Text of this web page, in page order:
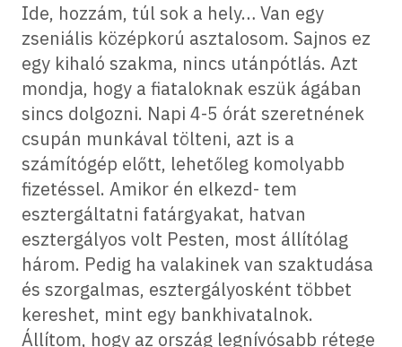
Ide, hozzám, túl sok a hely… Van egy
zseniális középkorú asztalosom. Sajnos ez
egy kihaló szakma, nincs utánpótlás. Azt
mondja, hogy a fiataloknak eszük ágában
sincs dolgozni. Napi 4-5 órát szeretnének
csupán munkával tölteni, azt is a
számítógép előtt, lehetőleg komolyabb
fizetéssel. Amikor én elkezd- tem
esztergáltatni fatárgyakat, hatvan
esztergályos volt Pesten, most állítólag
három. Pedig ha valakinek van szaktudása
és szorgalmas, esztergályosként többet
kereshet, mint egy bankhivatalnok.
Állítom, hogy az ország legnívósabb rétege